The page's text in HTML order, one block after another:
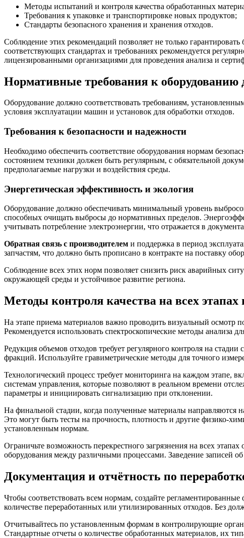
Методы испытаний и контроля качества обработанных
Требования к упаковке и транспортировке новых продуктов;
Стандарты безопасного хранения и хранения отходов.
Соблюдение этих рекомендаций позволяет не только
соответствующих стандартах и требованиях рекомендуется
лицензированными организациями для проведения анализа и
Нормативные требования к
Оборудование должно соответствовать требованиям,
условия эксплуатации машин и установок для обработки отходов.
Требования к безопасности и надежности
Необходимо обеспечить соответствие оборудования нормам
состоянием техники должен быть регулярным, с обязательной
предполагаемые нагрузки и воздействия среды.
Энергетическая эффективность и экология
Оборудование должно обеспечивать минимальный уровень
способных очищать выбросы до нормативных пределов.
учитывать потребление электроэнергии, что отражается в
Обратная связь с производителем и поддержка в период
запчастям, что должно быть прописано в контракте на поставку
Соблюдение всех этих норм позволяет снизить риск аварийных
окружающей среды и устойчивое развитие региона.
Методы контроля качества на всех этапах
На этапе приема материалов важно проводить визуальный осмотр
Рекомендуется использовать спектроскопические методы анализа
Редукция объемов отходов требует регулярного контроля на
фракций. Используйте гравиметрические методы для точного
Технологический процесс требует мониторинга на каждом этапе,
системам управления, которые позволяют в реальном времени
параметры и инициировать сигнализацию при отклонении.
На финальной стадии, когда полученные материалы
Это могут быть тесты на прочность, плотность и другие физико-
установленным нормам.
Ограничьте возможность перекрестного загрязнения на всех
оборудования между различными процессами. Заведение записей
Документация и отчётность по
Чтобы соответствовать всем нормам, создайте
количестве переработанных или утилизированных отходов. Без
Отчитывайтесь по установленным формам в контролирующие
Стандартные отчеты о количестве обработанных материалов, их